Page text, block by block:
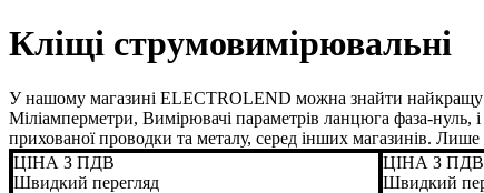
Кліщі струмовимірювальні
У нашому магазині ELECTROLEND можна знайти
Міліамперметри, Вимірювачі параметрів ланцюга фаза-
прихованої проводки та металу, серед інших магазинів.
ЦІНА З ПДВ
Швидкий перегляд
ЦІНА З ПДВ
Швидкий